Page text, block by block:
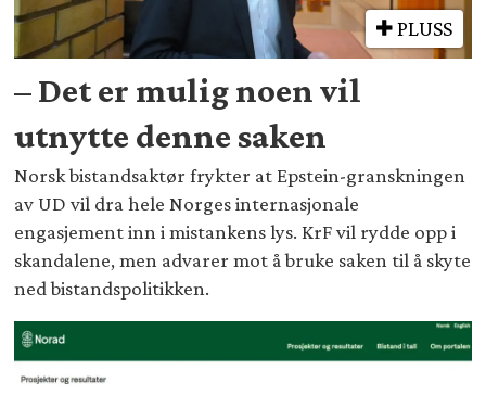
PLUSS
– Det er mulig noen vil
utnytte denne saken
Norsk bistandsaktør frykter at Epstein-granskningen
av UD vil dra hele Norges internasjonale
engasjement inn i mistankens lys. KrF vil rydde opp i
skandalene, men advarer mot å bruke saken til å skyte
ned bistandspolitikken.